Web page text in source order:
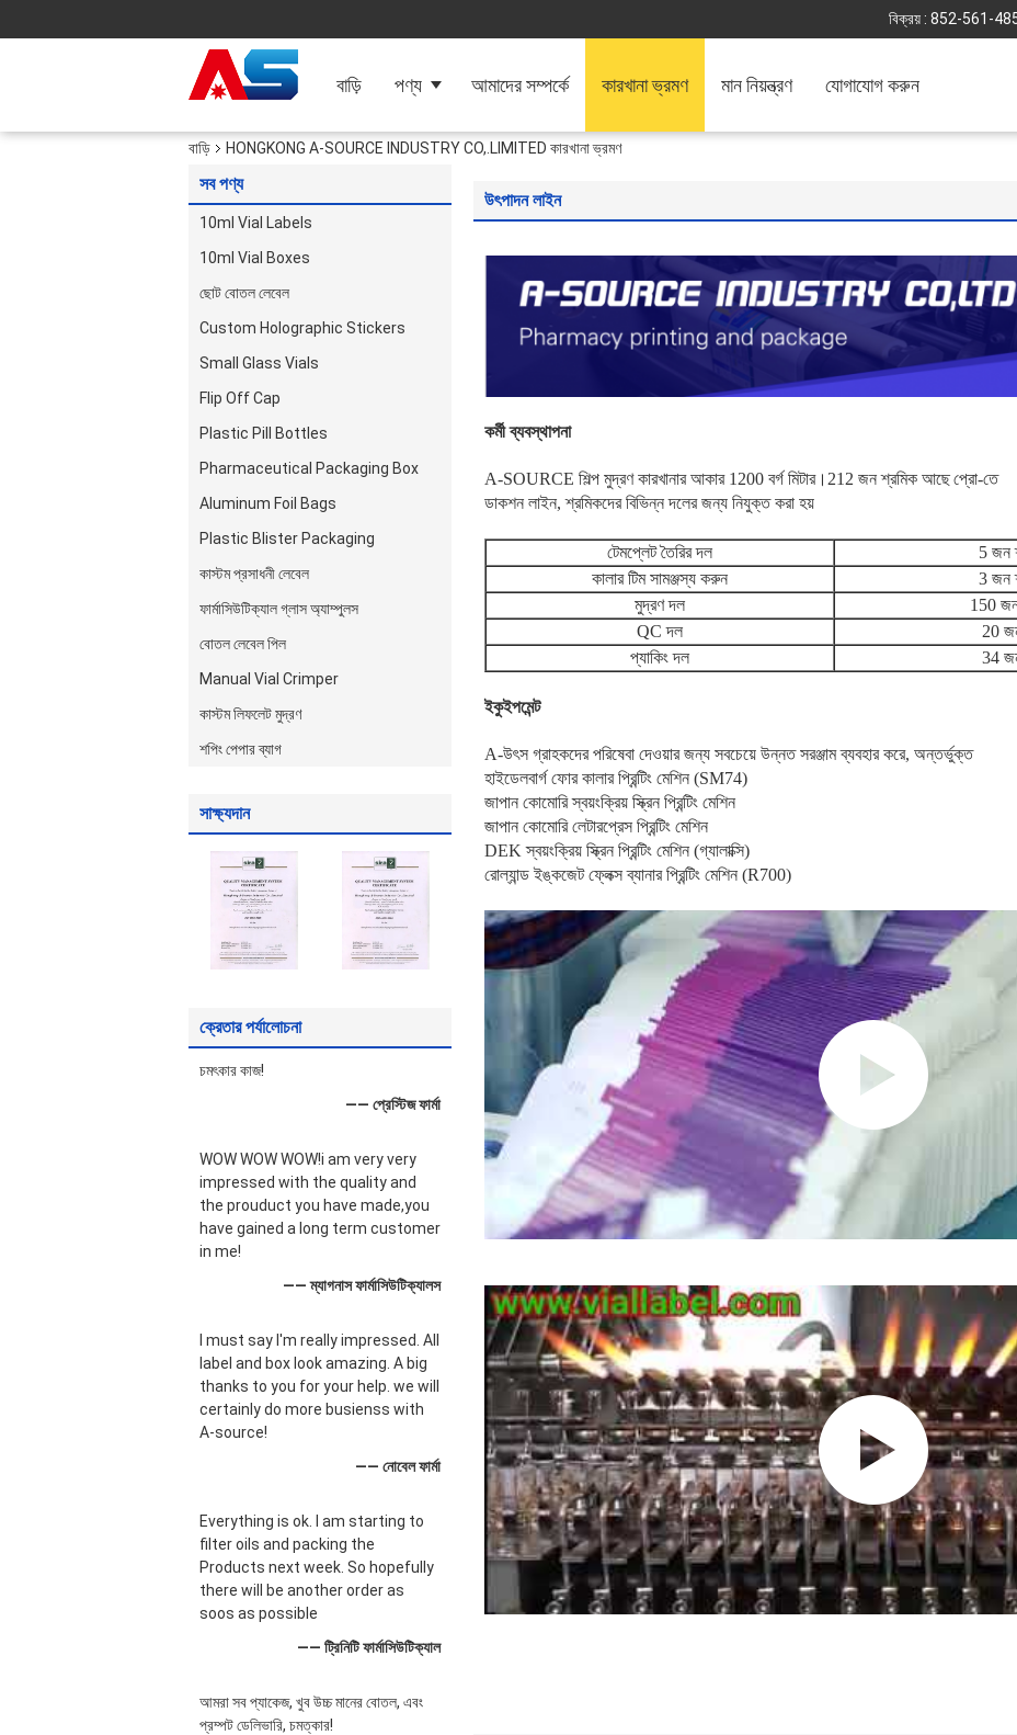
বিক্রয় : 852-561-
বাড়ি পণ্য আমাদের সম্পর্কে কারখানা ভ্রমণ মান নিয়ন্ত্রণ যোগাযোগ করুন
বাড়ি HONGKONG A-SOURCE INDUSTRY CO,.LIMITED কারখানা ভ্রমণ
সব পণ্য
10ml Vial Labels
10ml Vial Boxes
ছোট বোতল লেবেল
Custom Holographic Stickers
Small Glass Vials
Flip Off Cap
Plastic Pill Bottles
Pharmaceutical Packaging Box
Aluminum Foil Bags
Plastic Blister Packaging
কাস্টম প্রসাধনী লেবেল
ফার্মাসিউটিক্যাল গ্লাস অ্যাম্পুলস
বোতল লেবেল পিল
Manual Vial Crimper
কাস্টম লিফলেট মুদ্রণ
শপিং পেপার ব্যাগ
সাক্ষ্যদান
ক্রেতার পর্যালোচনা
চমৎকার কাজ!
—— প্রেস্টিজ ফার্মা
WOW WOW WOW!i am very very
impressed with the quality and
the prouduct you have made,you
have gained a long term customer
in me!
—— ম্যাগনাস ফার্মাসিউটিক্যালস
I must say I'm really impressed. All
label and box look amazing. A big
thanks to you for your help. we will
certainly do more busienss with
A-source!
—— নোবেল ফার্মা
Everything is ok. I am starting to
filter oils and packing the
Products next week. So hopefully
there will be another order as
soos as possible
—— ট্রিনিটি ফার্মাসিউটিক্যাল
আমরা সব প্যাকেজ, খুব উচ্চ মানের বোতল, এবং
প্রম্পট ডেলিভারি, চমত্কার!
উৎপাদন লাইন
কর্মী ব্যবস্থাপনা
A-SOURCE শিল্প মুদ্রণ কারখানার আকার 1200 বর্গ মিটার।212 জন শ্রমিক আছেপ্রো-তে
ডাকশন লাইন, শ্রমিকদের বিভিন্ন দলের জন্য নিযুক্ত করা হয়
টেমপ্লেট তৈরির দল
5 জন
কালার টিম সামঞ্জস্য করুন
3 জন
মুদ্রণ দল
150
QC দল
20
প্যাকিং দল
34
ইকুইপমেন্ট
A-উৎস গ্রাহকদের পরিষেবা দেওয়ার জন্য সবচেয়ে উন্নত সরঞ্জাম ব্যবহার করে, অন্তর্ভুক্ত
হাইডেলবার্গ ফোর কালার প্রিন্টিং মেশিন (SM74)
জাপান কোমোরি স্বয়ংক্রিয় স্ক্রিন প্রিন্টিং মেশিন
জাপান কোমোরি লেটারপ্রেস প্রিন্টিং মেশিন
DEK স্বয়ংক্রিয় স্ক্রিন প্রিন্টিং মেশিন (গ্যালাক্সি)
রোল্যান্ড ইঙ্কজেট ফ্লেক্স ব্যানার প্রিন্টিং মেশিন (R700)